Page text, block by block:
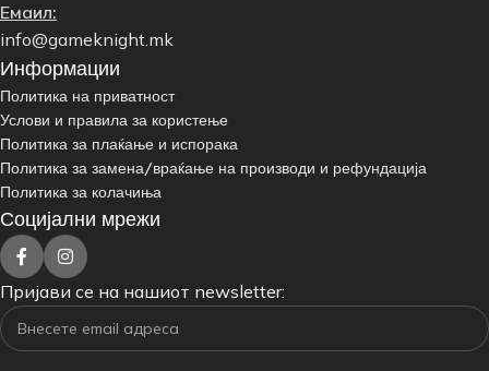
Емаил:
info@gameknight.mk
Информации
Политика на приватност
Услови и правила за користење
Политика за плаќање и испорака
Политика за замена/враќање на производи и рефундација
Политика за колачиња
Социјални мрежи
Пријави се на нашиот newsletter: